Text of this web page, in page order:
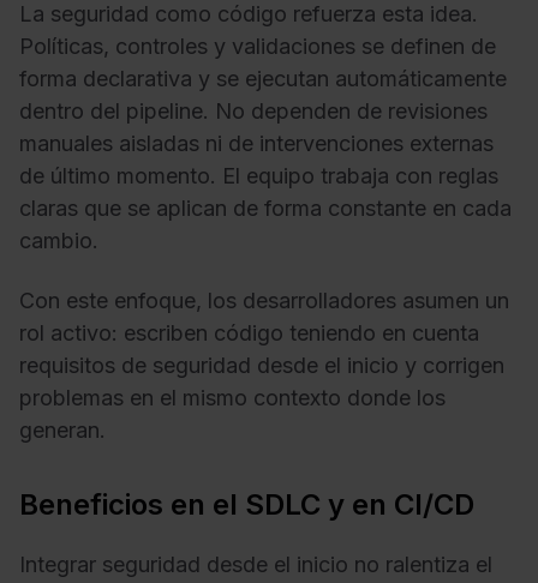
La seguridad como código refuerza esta idea.
Políticas, controles y validaciones se definen de
forma declarativa y se ejecutan automáticamente
dentro del pipeline. No dependen de revisiones
manuales aisladas ni de intervenciones externas
de último momento. El equipo trabaja con reglas
claras que se aplican de forma constante en cada
cambio.
Con este enfoque, los desarrolladores asumen un
rol activo: escriben código teniendo en cuenta
requisitos de seguridad desde el inicio y corrigen
problemas en el mismo contexto donde los
generan.
Beneficios en el SDLC y en CI/CD
Integrar seguridad desde el inicio no ralentiza el